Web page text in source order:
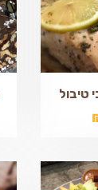
טיבול